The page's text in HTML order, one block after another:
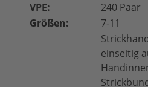
VPE:
240 Paar
Größen:
7-11
einseiti­g